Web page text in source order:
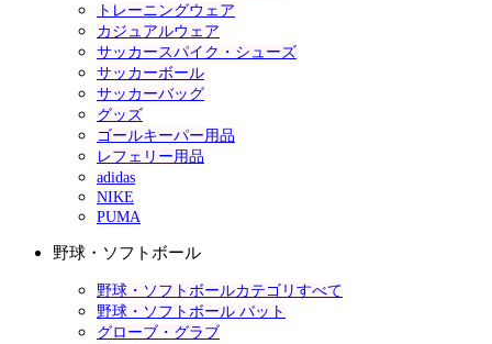
トレーニングウェア
カジュアルウェア
サッカースパイク・シューズ
サッカーボール
サッカーバッグ
グッズ
ゴールキーパー用品
レフェリー用品
adidas
NIKE
PUMA
野球・ソフトボール
野球・ソフトボールカテゴリすべて
野球・ソフトボール バット
グローブ・グラブ